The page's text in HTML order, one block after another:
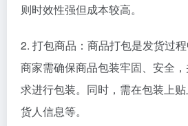
则时效性强但成本较高。
2. 打包商品：商品打包是发货过程
商家需确保商品包装牢固、安全
求进行包装。同时，需在包装上
货人信息等。